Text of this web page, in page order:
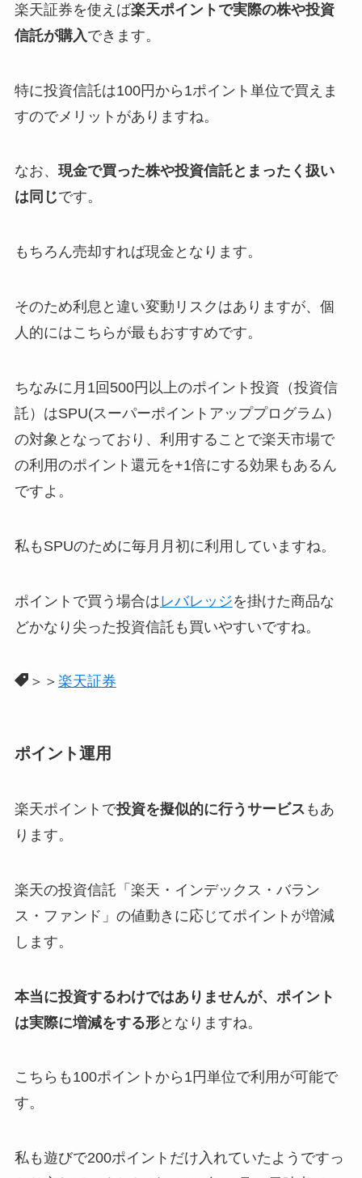
楽天証券を使えば楽天ポイントで実際の株や投資
信託が購入できます。
特に投資信託は100円から1ポイント単位で買えま
すのでメリットがありますね。
なお、 現金で買った株や投資信託とまったく扱い
は同じです。
もちろん売却すれば現金となります。
そのため利息と違い変動リスクはありますが、個
人的にはこちらが最もおすすめです。
ちなみに月1回500円以上のポイント投資（投資信
託）はSPU(スーパーポイントアッププログラム）
の対象となっており、利用することで楽天市場で
の利用のポイント還元を+1倍にする効果もあるん
ですよ。
私もSPUのために毎月月初に利用していますね。
ポイントで買う場合はレバレッジを掛けた商品な
どかなり尖った投資信託も買いやすいですね。
＞＞ 楽天証券
ポイント運用
楽天ポイントで投資を擬似的に行うサービス もあ
ります。
楽天の投資信託「楽天・インデックス・バラン
ス・ファンド」の値動きに応じてポイントが増減
します。
本当に投資するわけではありませんが、ポイント
は実際に増減をする形となりますね。
こちらも100ポイントから1円単位で利用が可能で
す。
私も遊びで200ポイントだけ入れていたようですっ